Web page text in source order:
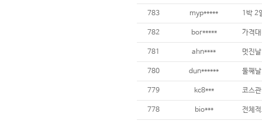
783 myp***** 1박 2
782 bor*****
781 ahn****
780 dun******
779 kc8*** 코스
778 bio*** 전체